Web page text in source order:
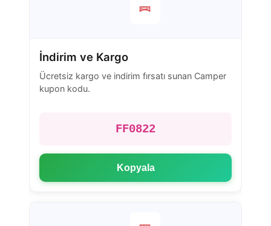
İndirim ve Kargo
Ücretsiz kargo ve indirim fırsatı sunan Camper
kupon kodu.
FF0822
Kopyala